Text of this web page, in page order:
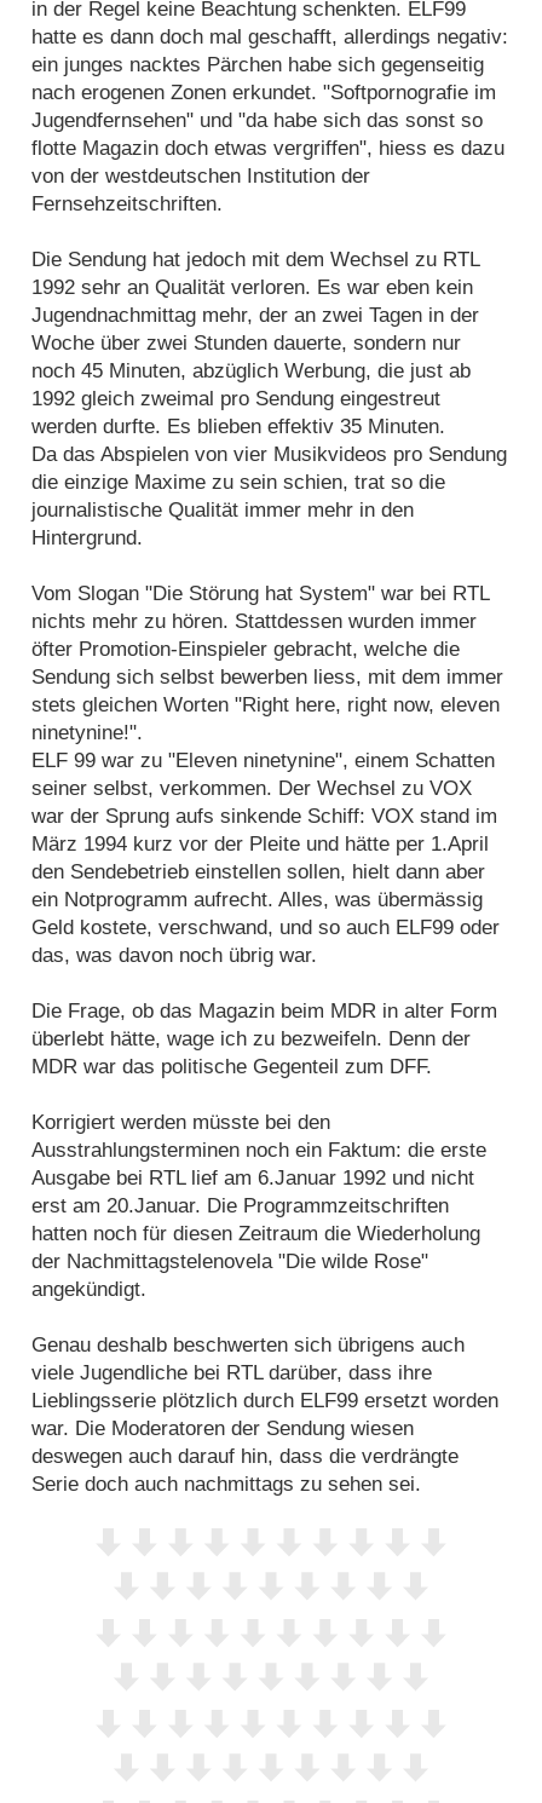
in der Regel keine Beachtung schenkten. ELF99
hatte es dann doch mal geschafft, allerdings negativ:
ein junges nacktes Pärchen habe sich gegenseitig
nach erogenen Zonen erkundet. "Softpornografie im
Jugendfernsehen" und "da habe sich das sonst so
flotte Magazin doch etwas vergriffen", hiess es dazu
von der westdeutschen Institution der
Fernsehzeitschriften.
Die Sendung hat jedoch mit dem Wechsel zu RTL
1992 sehr an Qualität verloren. Es war eben kein
Jugendnachmittag mehr, der an zwei Tagen in der
Woche über zwei Stunden dauerte, sondern nur
noch 45 Minuten, abzüglich Werbung, die just ab
1992 gleich zweimal pro Sendung eingestreut
werden durfte. Es blieben effektiv 35 Minuten.
Da das Abspielen von vier Musikvideos pro Sendung
die einzige Maxime zu sein schien, trat so die
journalistische Qualität immer mehr in den
Hintergrund.
Vom Slogan "Die Störung hat System" war bei RTL
nichts mehr zu hören. Stattdessen wurden immer
öfter Promotion-Einspieler gebracht, welche die
Sendung sich selbst bewerben liess, mit dem immer
stets gleichen Worten "Right here, right now, eleven
ninetynine!".
ELF 99 war zu "Eleven ninetynine", einem Schatten
seiner selbst, verkommen. Der Wechsel zu VOX
war der Sprung aufs sinkende Schiff: VOX stand im
März 1994 kurz vor der Pleite und hätte per 1.April
den Sendebetrieb einstellen sollen, hielt dann aber
ein Notprogramm aufrecht. Alles, was übermässig
Geld kostete, verschwand, und so auch ELF99 oder
das, was davon noch übrig war.
Die Frage, ob das Magazin beim MDR in alter Form
überlebt hätte, wage ich zu bezweifeln. Denn der
MDR war das politische Gegenteil zum DFF.
Korrigiert werden müsste bei den
Ausstrahlungsterminen noch ein Faktum: die erste
Ausgabe bei RTL lief am 6.Januar 1992 und nicht
erst am 20.Januar. Die Programmzeitschriften
hatten noch für diesen Zeitraum die Wiederholung
der Nachmittagstelenovela "Die wilde Rose"
angekündigt.
Genau deshalb beschwerten sich übrigens auch
viele Jugendliche bei RTL darüber, dass ihre
Lieblingsserie plötzlich durch ELF99 ersetzt worden
war. Die Moderatoren der Sendung wiesen
deswegen auch darauf hin, dass die verdrängte
Serie doch auch nachmittags zu sehen sei.